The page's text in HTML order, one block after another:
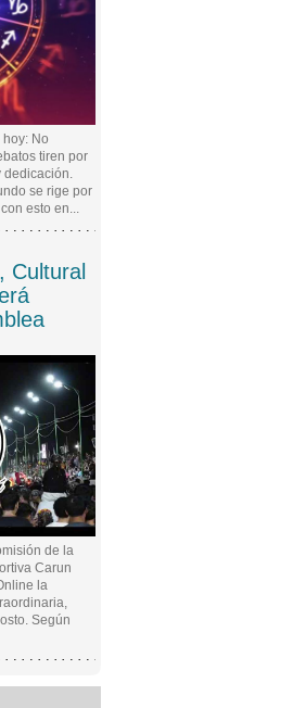
No
tiren por
dedicación.
se rige por
esto en...
Cultural
de la
Carun
la
Según